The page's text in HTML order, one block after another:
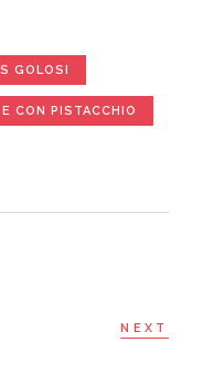
GOLOSI
CON PISTACCHIO
NEXT